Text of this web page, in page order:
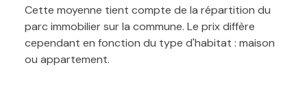
Cette moyenne tient compte de la répartition du
parc immobilier sur la commune. Le prix diffère
cependant en fonction du type d'habitat : maison
ou appartement.